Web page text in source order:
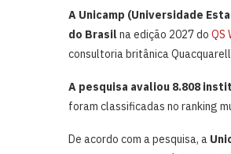
A Unicamp (Universidade
do Brasil na edição 2027 do QS
consultoria britânica
A pesquisa avaliou 8.808
foram classificadas no ranking
De acordo com a pesquisa, a